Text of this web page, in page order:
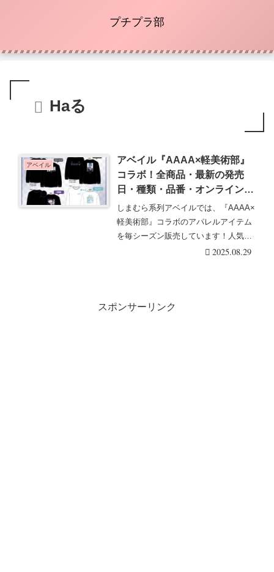
プチプラ部
Haる
アベイル
アベイル『AAAA×軽美術部』
コラボ！全商品・最新の発売
日・種類・品番・オンライン・
再販まとめ！取扱店はどこ？長
袖Tシャツが2025/8/30より新発
売！
しまむら系列アベイルでは、『AAAA×
軽美術部』コラボのアパレルアイテム
を毎シーズン販売しています！人気の
イラストレータ・・・続きを読む
2025.08.29
スポンサーリンク